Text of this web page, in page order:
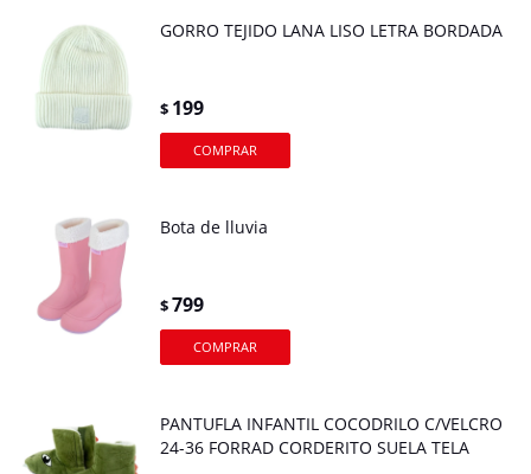
GORRO TEJIDO LANA LISO LETRA BORDADA
$ 199
Bota de lluvia
$799
PANTUFLA INFANTIL COCODRILO C/VELCRO
24-36 FORRAD CORDERITO SUELA TELA